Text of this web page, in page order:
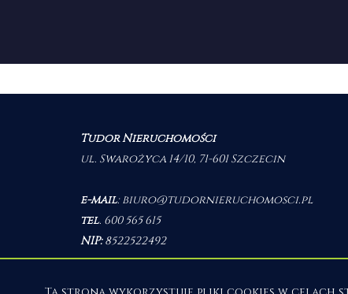
Tudor Nieruchomości
ul. Swarożyca 14/10, 71-601 Szczecin
e-mail:biuro@tudornieruchomosci.pl
tel. 600 565 615
NIP:8522522492